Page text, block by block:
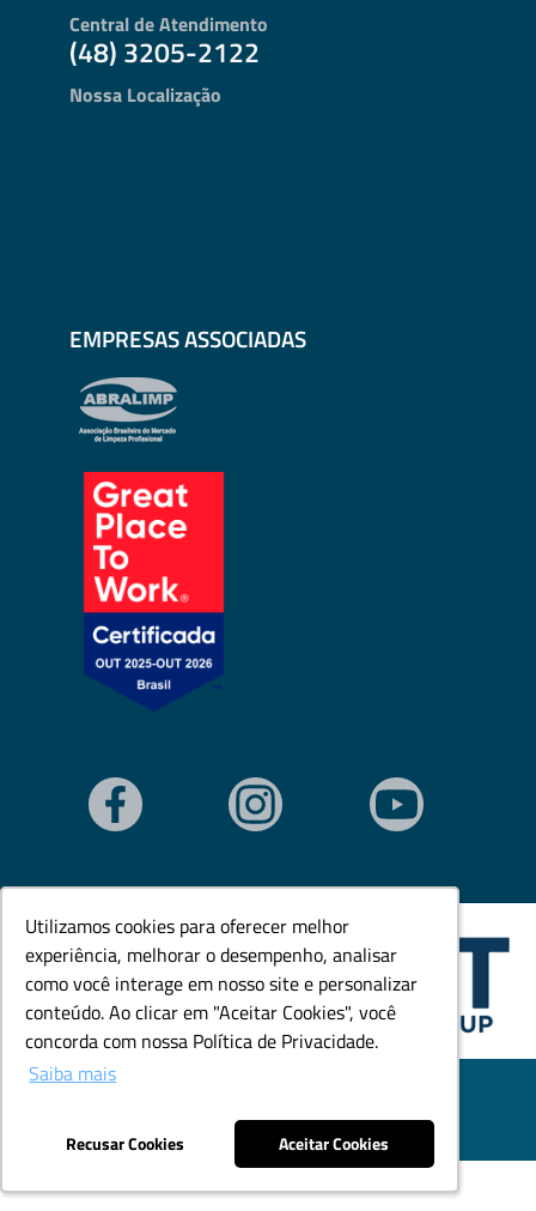
Utilizamos cookies para oferecer melhor
experiência, melhorar o desempenho, analisar
como você interage em nosso site e personalizar
conteúdo. Ao clicar em "Aceitar Cookies", você
concorda com nossa Política de Privacidade.
Saiba mais
Recusar Cookies Aceitar Cookies
Utilizamos cookies para oferecer melhor
experiência, melhorar o desempenho, analisar
como você interage em nosso site e personalizar
conteúdo. Ao clicar em "Aceitar Cookies", você
concorda com nossa Política de Privacidade.
Saiba mais
Recusar Cookies Aceitar Cookies
Central de Atendimento
(48) 3205-2122
Nossa Localização
EMPRESAS ASSOCIADAS
© Todos os direitos reservados. Goedert Ltda - CNPJ:
Desenvolvido por: Área Local